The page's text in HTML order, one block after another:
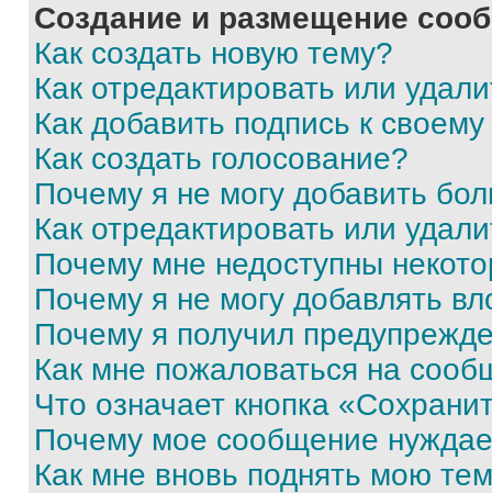
Создание и размещение
Как создать новую тему?
Как отредактировать или
Как добавить подпись к
Как создать голосование?
Почему я не могу добавить
Как отредактировать или
Почему мне недоступны
Почему я не могу добавлять
Почему я получил
Как мне пожаловаться на
Что означает кнопка
Почему мое сообщение
Как мне вновь поднять мою